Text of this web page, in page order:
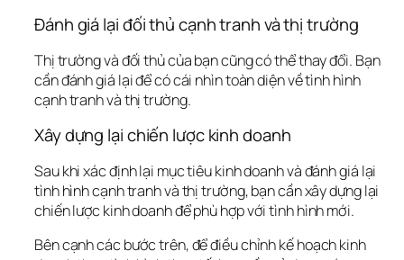
Đánh giá lại đối thủ cạnh tranh và thị trường
Thị trường và đối thủ của bạn cũng có thể thay đổi. Bạn
cần đánh giá lại để có cái nhìn toàn diện về tình hình
cạnh tranh và thị trường.
Xây dựng lại chiến lược kinh doanh
Sau khi xác định lại mục tiêu kinh doanh và đánh giá lại
tình hình cạnh tranh và thị trường, bạn cần xây dựng lại
chiến lược kinh doanh để phù hợp với tình hình mới.
Bên cạnh các bước trên, để điều chỉnh kế hoạch kinh